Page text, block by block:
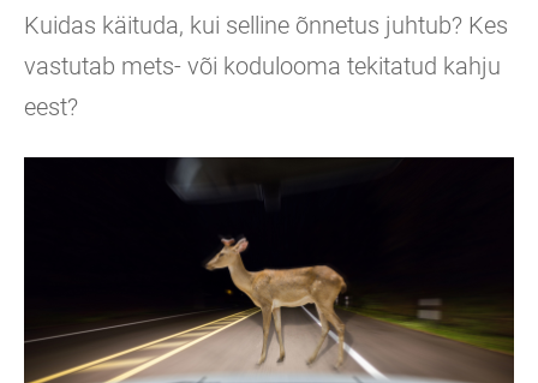
Kuidas käituda, kui selline õnnetus juhtub? Kes
vastutab mets- või kodulooma tekitatud kahju
eest?